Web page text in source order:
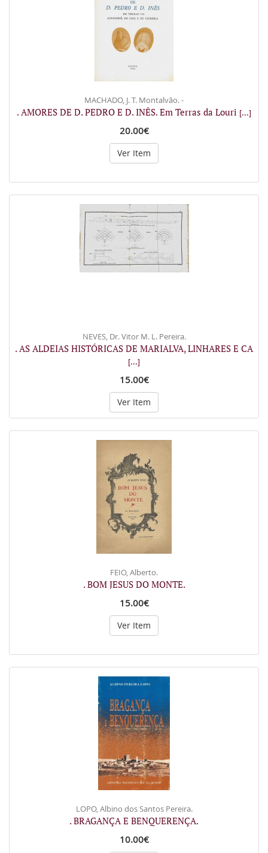
MACHADO, J. T. Montalvão. -
. AMORES DE D. PEDRO E D. INÊS. Em Terras da Louri [...]
20.00€
Ver Item
NEVES, Dr. Vitor M. L. Pereira.
. AS ALDEIAS HISTÓRICAS DE MARIALVA, LINHARES E CA
[...]
15.00€
Ver Item
FEIO, Alberto.
. BOM JESUS DO MONTE.
15.00€
Ver Item
LOPO, Albino dos Santos Pereira.
. BRAGANÇA E BENQUERENÇA.
10.00€